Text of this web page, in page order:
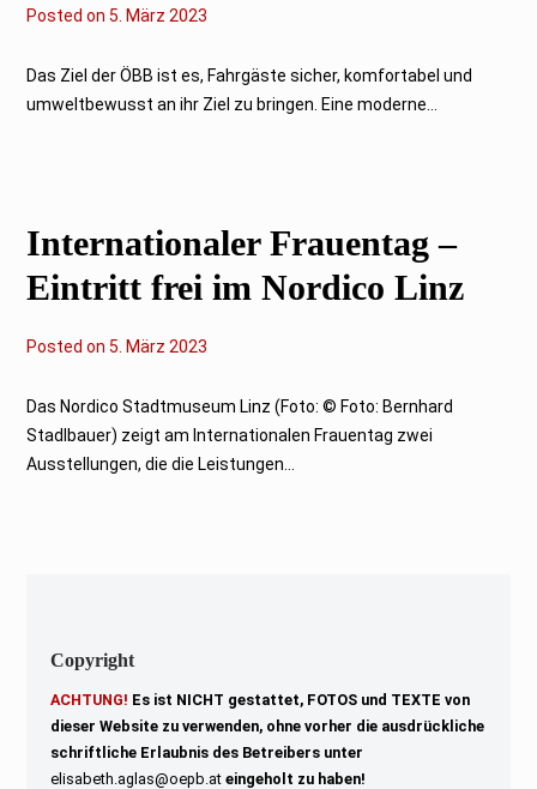
Posted on5
ä
z
5. März 2023
Das Ziel der ÖBB ist es, Fahrgäste sicher, komfortabel und
umweltbewusst an ihr Ziel zu bringen. Eine moderne...
Internationaler Frauentag –
Eintritt frei im Nordico Linz
Posted on5
ä
r
z
2
5. März 2023
Das Nordico Stadtmuseum Linz (Foto: © Foto: Bernhard
Stadlbauer) zeigt am Internationalen Frauentag zwei
Ausstellungen, die die Leistungen...
Copyright
ACHTUNG! Es ist NICHT gestattet, FOTOS und TEXTE von
dieser Website zu verwenden, ohne vorher die ausdrückliche
schriftliche Erlaubnis des Betreibers unter
elisabeth.aglas@oepb.at eingeholt zu haben!